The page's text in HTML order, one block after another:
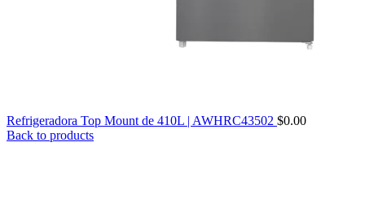
Refrigeradora Top Mount de 410L | AWHRC43502 $0.00
Back to products